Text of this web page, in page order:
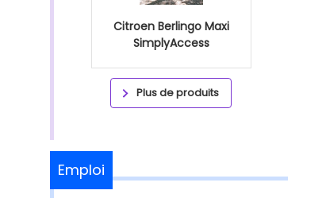
Citroen Berlingo Maxi
SimplyAccess
Plus de produits
Emploi